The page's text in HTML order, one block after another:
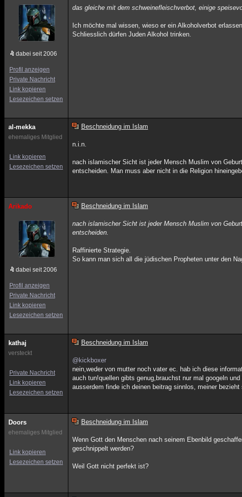
dabei seit 2006
Profil anzeigen
Private Nachricht
Link kopieren
Lesezeichen setzen
das gleiche mit dem schweinefleischverbot, einige
Ich möchte mal wissen, wieso er ein Alkoholverbot
Schliesslich dürfen Juden Alkohol trinken.
al-mekka
ehemaliges Mitglied
Link kopieren
Lesezeichen setzen
Beschneidung im Islam
n.i.n.
nach islamischer Sicht ist jeder Mensch Muslim von
entscheiden. Man muss aber nicht in die Religion
Arikado
dabei seit 2006
Profil anzeigen
Private Nachricht
Link kopieren
Lesezeichen setzen
Beschneidung im Islam
nach islamischer Sicht ist jeder Mensch Muslim von
entscheiden.
Raffinierte Strategie.
So kann man sich all die jüdischen Propheten unter den
kathaj
versteckt
Private Nachricht
Link kopieren
Lesezeichen setzen
Beschneidung im Islam
@kickboxer
nein,weder von mutter noch vater ec. hab ich diese
auch tun!quellen gibts genug,brauchst nur mal googeln und
ausserdem finde ich deinen beitrag sinnlos, meiner
Doors
ehemaliges Mitglied
Link kopieren
Lesezeichen setzen
Beschneidung im Islam
Wenn Gott den Menschen nach seinem Ebenbild
geschnippelt werden?
Weil Gott nicht perfekt ist?